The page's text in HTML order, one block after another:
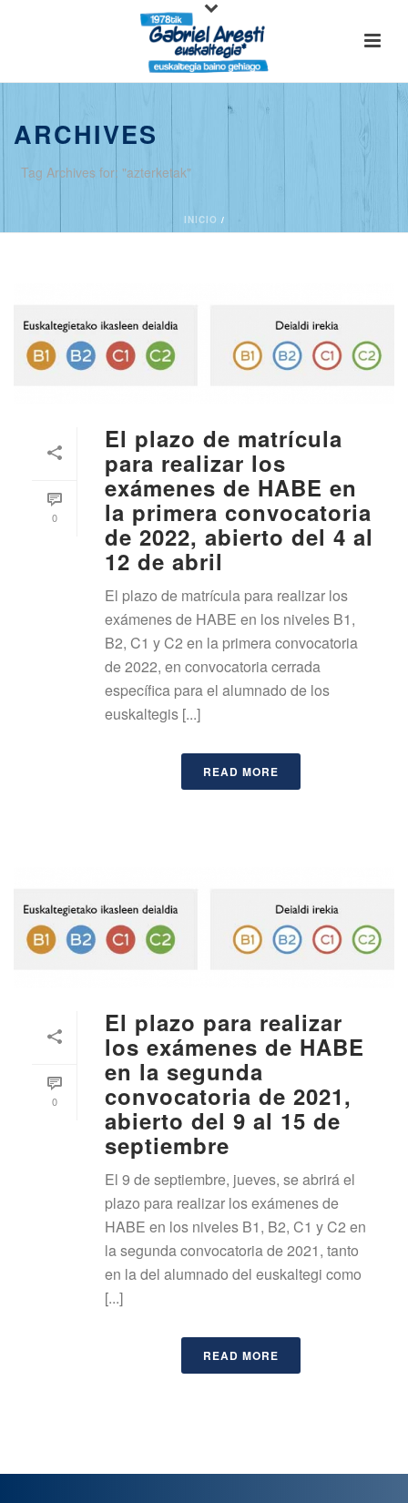
ARCHIVES
Tag Archives for: "azterketak"
INICIO /
0
El plazo de matrícula
para realizar los
exámenes de HABE en
la primera convocatoria
de 2022, abierto del 4 al
12 de abril
El plazo de matrícula para realizar los
exámenes de HABE en los niveles B1,
B2, C1 y C2 en la primera convocatoria
de 2022, en convocatoria cerrada
específica para el alumnado de los
euskaltegis [...]
READ MORE
0
El plazo para realizar
los exámenes de HABE
en la segunda
convocatoria de 2021,
abierto del 9 al 15 de
septiembre
El 9 de septiembre, jueves, se abrirá el
plazo para realizar los exámenes de
HABE en los niveles B1, B2, C1 y C2 en
la segunda convocatoria de 2021, tanto
en la del alumnado del euskaltegi como
[...]
READ MORE